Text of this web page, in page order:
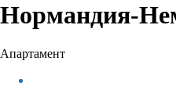
Нормандия-
Апартамент